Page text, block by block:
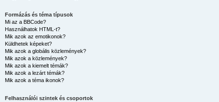
Formázás és téma típusok
Mi az a BBCode?
Használhatok HTML-t?
Mik azok az emotikonok?
Küldhetek képeket?
Mik azok a globális közlemények?
Mik azok a közlemények?
Mik azok a kiemelt témák?
Mik azok a lezárt témák?
Mik azok a téma ikonok?
Felhasználói szintek és csoportok